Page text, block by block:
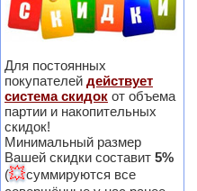
Для постоянных
покупателей действует
система скидок от объема
партии и накопительных
скидок!
Минимальный размер
Вашей скидки составит 5%
(💥суммируются все